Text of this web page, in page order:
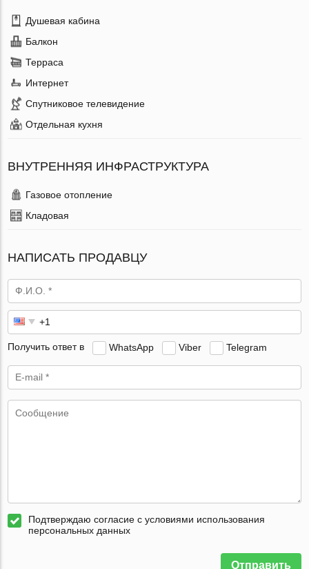
Душевая кабина
Балкон
Терраса
Интернет
Спутниковое телевидение
Отдельная кухня
ВНУТРЕННЯЯ ИНФРАСТРУКТУРА
Газовое отопление
Кладовая
НАПИСАТЬ ПРОДАВЦУ
Получить ответ в WhatsApp Viber Telegram
Подтверждаю согласие с условиями использования
персональных данных
Отправить